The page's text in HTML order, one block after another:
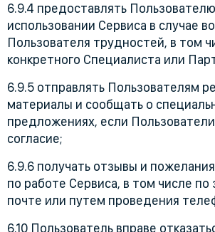
6.9.4 предоставлять
использовании Сервиса в случае
Пользователя трудностей, в том
конкретного Специалиста или
6.9.5 отправлять Пользователям
материалы и сообщать о
предложениях, если
согласие;
6.9.6 получать отзывы и
по работе Сервиса, в том числе по
почте или путем проведения
6.10 Пользователь вправе